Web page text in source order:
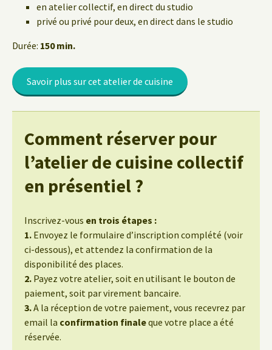
en atelier collectif, en direct du studio
privé ou privé pour deux, en direct dans le studio
Durée: 150 min.
Savoir plus sur cet atelier de cuisine
Comment réserver pour
l’atelier de cuisine collectif
en présentiel ?
Inscrivez-vous en trois étapes :
1. Envoyez le formulaire d’inscription complété (voir
ci-dessous), et attendez la confirmation de la
disponibilité des places.
2. Payez votre atelier, soit en utilisant le bouton de
paiement, soit par virement bancaire.
3.A la réception de votre paiement, vous recevrez par
email la confirmation finaleque votre place a été
réservée.